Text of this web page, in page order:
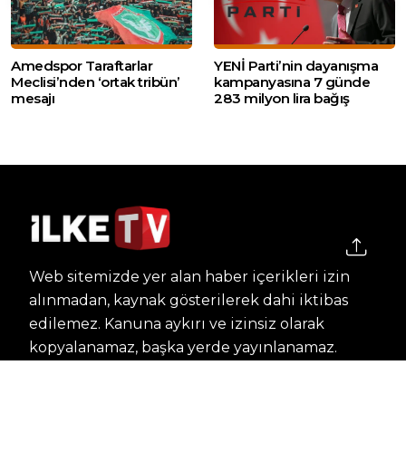
Amedspor Taraftarlar
Meclisi’nden ‘ortak tribün’
mesajı
YENİ Parti’nin dayanışma
kampanyasına 7 günde
283 milyon lira bağış
Web sitemizde yer alan haber içerikleri izin
alınmadan, kaynak gösterilerek dahi iktibas
edilemez. Kanuna aykırı ve izinsiz olarak
kopyalanamaz, başka yerde yayınlanamaz.